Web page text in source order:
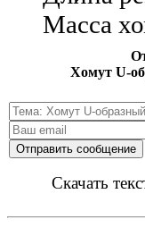
Масса
Хомут U-
Скачать